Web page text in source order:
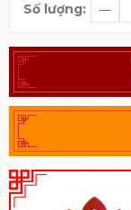
Số lượng: